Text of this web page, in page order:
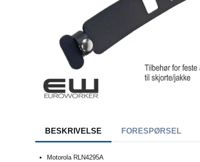
BESKRIVELSE FORESPØRSEL
Motorola RLN4295A